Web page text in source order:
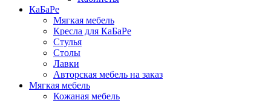
КаБаРе
Мягкая мебель
Кресла для КаБаРе
Стулья
Столы
Лавки
Авторская мебель на заказ
Мягкая мебель
Кожаная мебель